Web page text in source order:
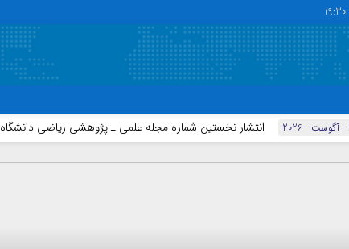
دسترسی سریع پیوندها
انتشار نخستین شماره مجله علمی ـ پژوهشی ریاضی دانشگاه صنعتی تبریز